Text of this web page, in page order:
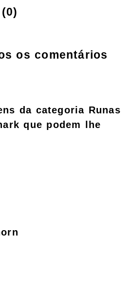
os comentários
da categoria Runas
que podem lhe